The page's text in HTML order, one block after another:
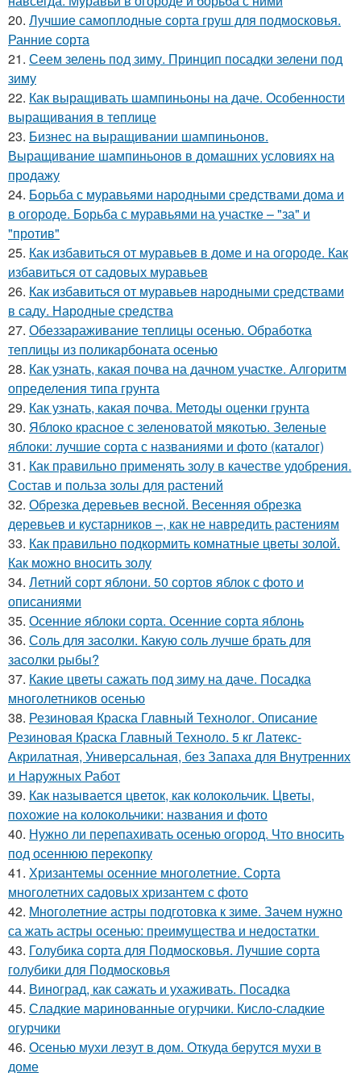
20. Лучшие самоплодные сорта груш для подмосковья.
Ранние сорта
21. Сеем зелень под зиму. Принцип посадки зелени под
зиму
22. Как выращивать шампиньоны на даче. Особенности
выращивания в теплице
23. Бизнес на выращивании шампиньонов.
Выращивание шампиньонов в домашних условиях на
продажу
24. Борьба с муравьями народными средствами дома и
в огороде. Борьба с муравьями на участке – "за" и
"против"
25. Как избавиться от муравьев в доме и на огороде. Как
избавиться от садовых муравьев
26. Как избавиться от муравьев народными средствами
в саду. Народные средства
27. Обеззараживание теплицы осенью. Обработка
теплицы из поликарбоната осенью
28. Как узнать, какая почва на дачном участке. Алгоритм
определения типа грунта
29. Как узнать, какая почва. Методы оценки грунта
30. Яблоко красное с зеленоватой мякотью. Зеленые
яблоки: лучшие сорта с названиями и фото (каталог)
31. Как правильно применять золу в качестве удобрения.
Состав и польза золы для растений
32. Обрезка деревьев весной. Весенняя обрезка
деревьев и кустарников –, как не навредить растениям
33. Как правильно подкормить комнатные цветы золой.
Как можно вносить золу
34. Летний сорт яблони. 50 сортов яблок с фото и
описаниями
35. Осенние яблоки сорта. Осенние сорта яблонь
36. Соль для засолки. Какую соль лучше брать для
засолки рыбы?
37. Какие цветы сажать под зиму на даче. Посадка
многолетников осенью
38. Резиновая Краска Главный Технолог. Описание
Резиновая Краска Главный Техноло. 5 кг Латекс-
Акрилатная, Универсальная, без Запаха для Внутренних
и Наружных Работ
39. Как называется цветок, как колокольчик. Цветы,
похожие на колокольчики: названия и фото
40. Нужно ли перепахивать осенью огород. Что вносить
под осеннюю перекопку
41. Хризантемы осенние многолетние. Сорта
многолетних садовых хризантем с фото
42. Многолетние астры подготовка к зиме. Зачем нужно
са жать астры осенью: преимущества и недостатки
43. Голубика сорта для Подмосковья. Лучшие сорта
голубики для Подмосковья
44. Виноград, как сажать и ухаживать. Посадка
45. Сладкие маринованные огурчики. Кисло-сладкие
огурчики
46. Осенью мухи лезут в дом. Откуда берутся мухи в
доме